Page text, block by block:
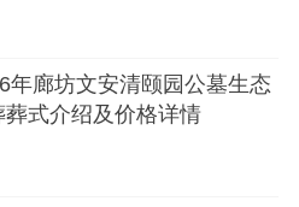
然的树葬，还是钟爱花坛
合自己期望的葬礼方式。
境里，文安清颐园公墓为
馨的悼念场所。如果您正
年廊坊文安清颐园公墓生态
葬式介绍及价格详情